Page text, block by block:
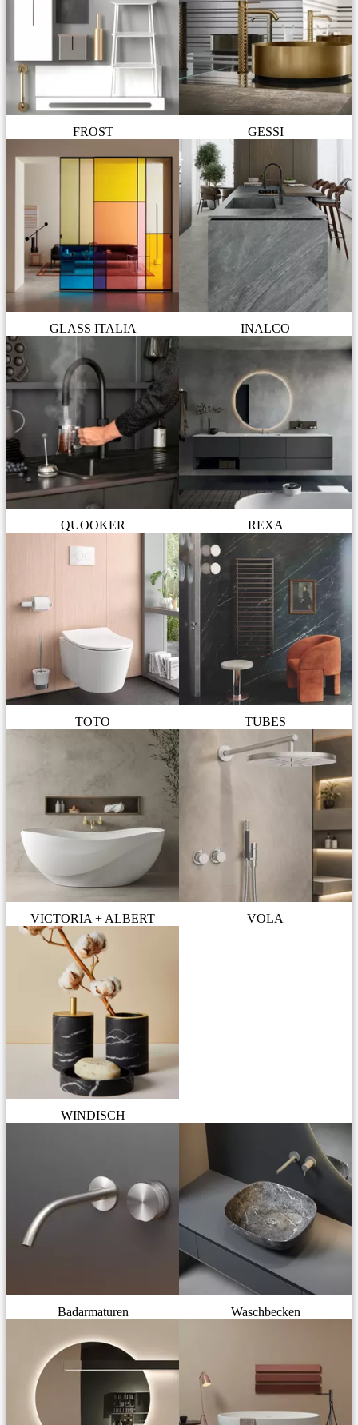
FROST GESSI
GLASS ITALIA INALCO
QUOOKER REXA
TOTO TUBES
VICTORIA + ALBERT VOLA
WINDISCH
Badarmaturen Waschbecken